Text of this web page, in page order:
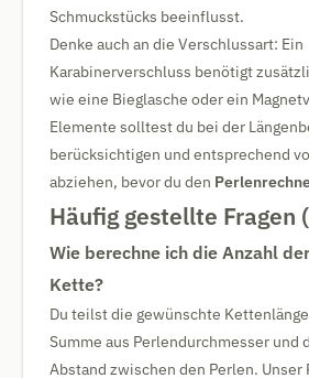
Schmuckstücks beeinflusst.
Denke auch an die Verschlussart: Ein
Karabinerverschluss benötigt
wie eine Bieglasche oder ein
Elemente solltest du bei der
berücksichtigen und entsprechend
abziehen, bevor du den
Häufig gestellte Fragen
Wie berechne ich die Anzahl
Kette?
Du teilst die gewünschte
Summe aus Perlendurchmesser und
Abstand zwischen den Perlen.